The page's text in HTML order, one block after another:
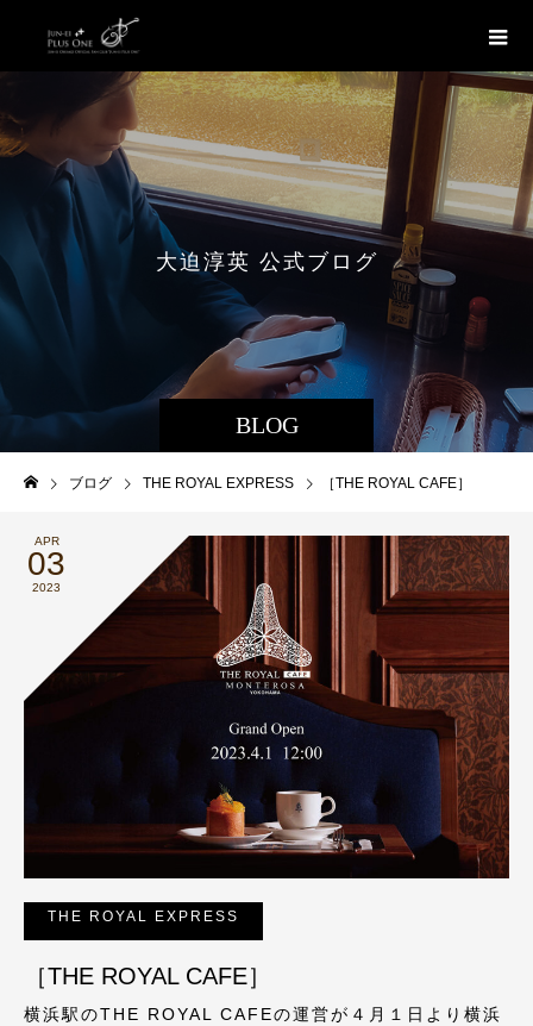
BLOG
大迫淳英 公式ブ ロ グ
ブログ THE ROYAL EXPRESS ［THE ROYAL CAFE］
APR
03
2023
THE ROYAL EXPRESS
［THE ROYAL CAFE］
横浜駅のTHE ROYAL CAFEの運営が４月１日より横浜